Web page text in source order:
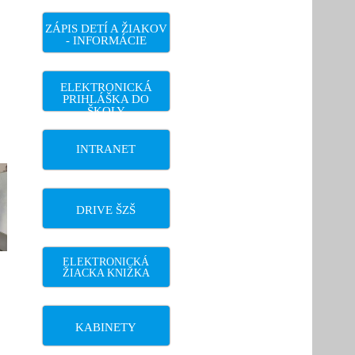
ZÁPIS DETÍ A ŽIAKOV
- INFORMÁCIE
ELEKTRONICKÁ
PRIHLÁŠKA DO
ŠKOLY
INTRANET
DRIVE ŠZŠ
ELEKTRONICKÁ
ŽIACKA KNIŽKA
KABINETY